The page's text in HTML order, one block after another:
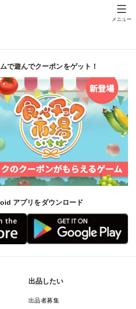
メニュー
で遊んでクーポンをゲット！
アプリをダウンロード
出品したい
出品者募集